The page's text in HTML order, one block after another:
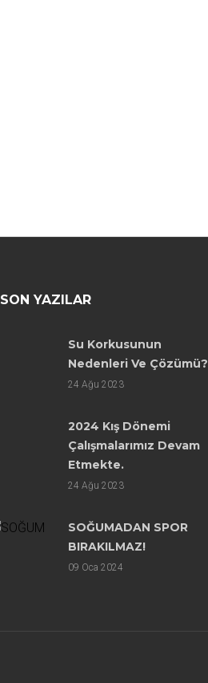
SON YAZILAR
Su Korkusunun
Nedenleri Ve Çözümü?
24 Ağu 2023
2024 Kış Dönemi
Çalışmalarımız Devam
Etmekte.
24 Ağu 2023
SOĞUMADAN SPOR
BIRAKILMAZ!
09 Oca 2024